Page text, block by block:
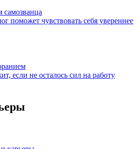
самозванца
поможет чувствовать себя увереннее
если не осталось сил на работу